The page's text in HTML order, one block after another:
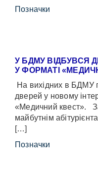
Позначки
У БДМУ ВІДБУВСЯ
У ФОРМАТІ
На вихідних в БДМУ
дверей у новому
«Медичний квест».
майбутнім
[…]
Позначки